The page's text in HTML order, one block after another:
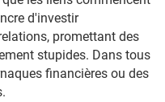
d'investir
promettant des
stupides. Dans tous
financières ou des